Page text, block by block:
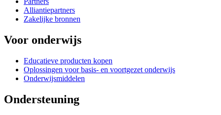
Alliantiepartners
Zakelijke bronnen
Voor onderwijs
Educatieve producten kopen
Oplossingen voor basis- en voortgezet onderwijs
Onderwijsmiddelen
Ondersteuning